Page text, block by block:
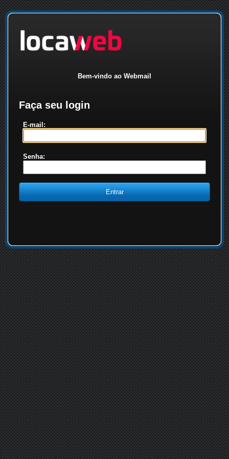
Bem-vindo ao Webmail
Faça seu login
E-mail:
Senha: